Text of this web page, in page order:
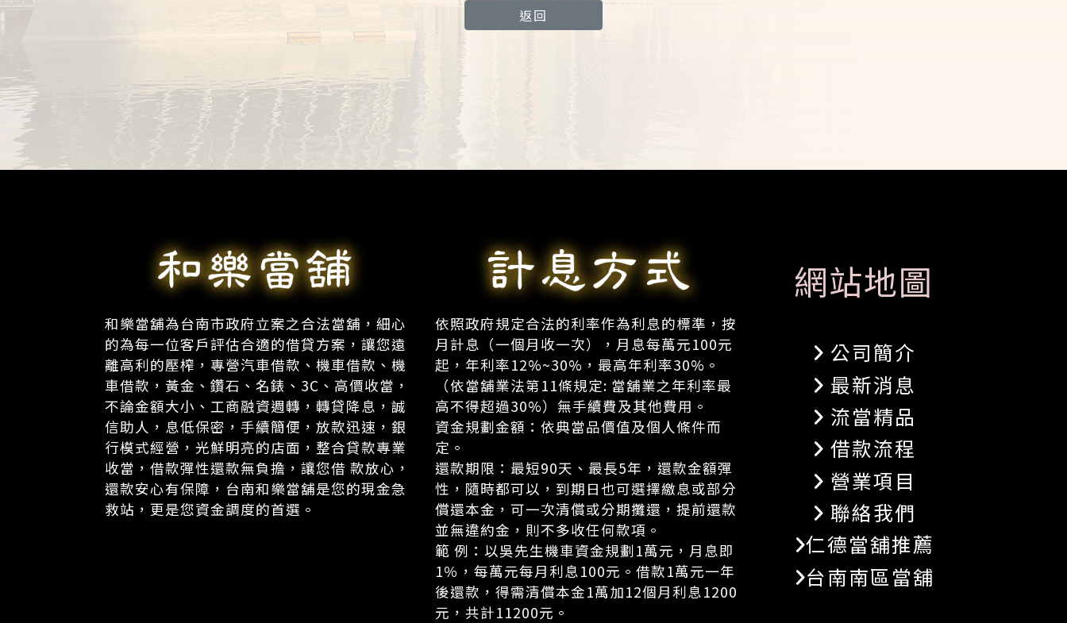
返回
和樂當舖為台南市政府立案之合法當舖，細心
的為每一位客戶評估合適的借貸方案，讓您遠
離高利的壓榨，專營汽車借款、機車借款、機
車借款，黃金、鑽石、名錶、3C、高價收當，
不論金額大小、工商融資週轉，轉貸降息，誠
信助人，息低保密，手續簡便，放款迅速，銀
行模式經營，光鮮明亮的店面，整合貸款專業
收當，借款彈性還款無負擔，讓您借 款放心，
還款安心有保障，台南和樂當舖是您的現金急
救站，更是您資金調度的首選。
依照政府規定合法的利率作為利息的標準，按
月計息（一個月收一次），月息每萬元100元
起，年利率12%~30%，最高年利率30%。
（依當舖業法第11條規定: 當舖業之年利率最
高不得超過30%）無手續費及其他費用。
資金規劃金額：依典當品價值及個人條件而
定。
還款期限：最短90天、最長5年，還款金額彈
性，隨時都可以，到期日也可選擇繳息或部分
償還本金，可一次清償或分期攤還，提前還款
並無違約金，則不多收任何款項。
範 例：以吳先生機車資金規劃1萬元，月息即
1％，每萬元每月利息100元。借款1萬元一年
後還款，得需清償本金1萬加12個月利息1200
元，共計11200元。
網站地圖
公司簡介
最新消息
流當精品
借款流程
營業項目
聯絡我們
仁德當舖推薦
台南南區當舖